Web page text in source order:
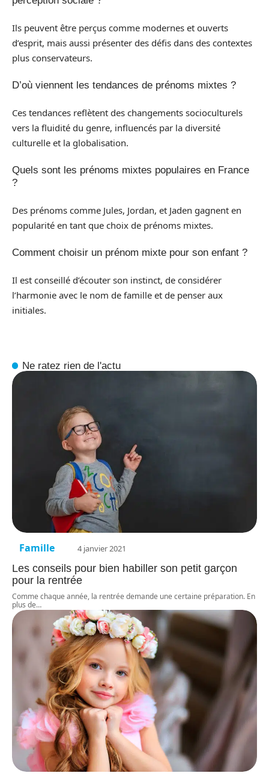
Ils peuvent être perçus comme modernes et ouverts
d’esprit, mais aussi présenter des défis dans des contextes
plus conservateurs.
D’où viennent les tendances de prénoms mixtes ?
Ces tendances reflètent des changements socioculturels
vers la fluidité du genre, influencés par la diversité
culturelle et la globalisation.
Quels sont les prénoms mixtes populaires en France
?
Des prénoms comme Jules, Jordan, et Jaden gagnent en
popularité en tant que choix de prénoms mixtes.
Comment choisir un prénom mixte pour son enfant ?
Il est conseillé d’écouter son instinct, de considérer
l’harmonie avec le nom de famille et de penser aux
initiales.
Ne ratez rien de l'actu
Famille 4 janvier 2021
Les conseils pour bien habiller son petit garçon
pour la rentrée
Comme chaque année, la rentrée demande une certaine préparation. En
plus de…